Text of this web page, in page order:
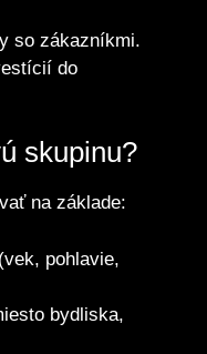
so zákazníkmi.
do
skupinu?
na základe:
pohlavie,
bydliska,